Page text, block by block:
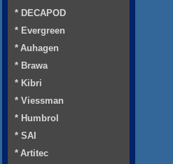
* DECAPOD
* Evergreen
* Auhagen
* Brawa
* Kibri
* Viessman
* Humbrol
* SAI
* Artitec